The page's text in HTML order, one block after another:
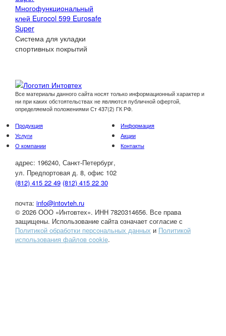
Многофункциональный
клей Eurocol 599 Eurosafe
Super
Система для укладки
спортивных покрытий
Все материалы данного сайта носят только информационный характер и
ни при каких обстоятельствах не являются публичной офертой,
определяемой положениями Ст 437(2) ГК РФ.
Продукция
Услуги
О компании
Информация
Акции
Контакты
адрес: 196240, Санкт-Петербург,
ул. Предпортовая д. 8, офис 102
(812) 415 22 49 (812) 415 22 30
почта: info@intovteh.ru
© 2026 ООО «Интовтех». ИНН 7820314656. Все права
защищены. Использование сайта означает согласие с
Политикой обработки персональных данных и Политикой
использования файлов cookie.